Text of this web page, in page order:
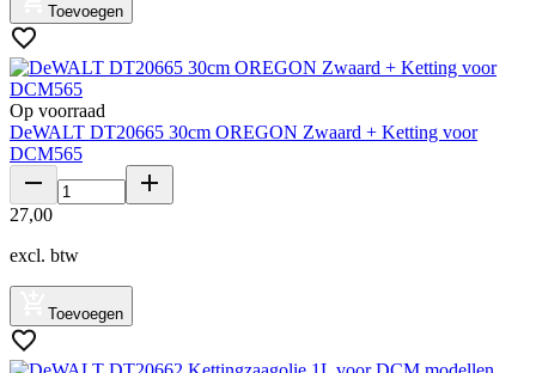
Toevoegen
Op voorraad
DeWALT DT20665 30cm OREGON Zwaard + Ketting voor
DCM565
27,00
excl. btw
Toevoegen